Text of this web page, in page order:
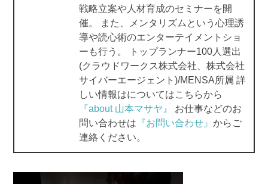
戦略立案や人材育成のセミナーを開
催。 また、メンタリズムという心理誘
導や読心術のエンターテイメントショ
ーも行う。 トップランナー100人選出
(クラウドワークス株式会社、株式会社
サイバーエージェント)/MENSA所属 詳
しい情報はについてはこちらから
『about 山本マサヤ』
お仕事などのお
問い合わせは 『お問い合わせ』からご
連絡ください。